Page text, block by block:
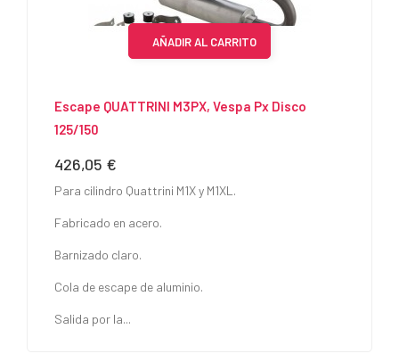
AÑADIR AL CARRITO
Escape QUATTRINI M3PX, Vespa Px Disco
125/150
Precio
426,05 €
Para cilindro Quattrini M1X y M1XL.
Fabricado en acero.
Barnizado claro.
Cola de escape de aluminio.
Salida por la...